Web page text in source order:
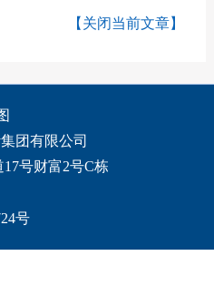
【关闭当前文章】
团有限公司
号财富2号C栋
号